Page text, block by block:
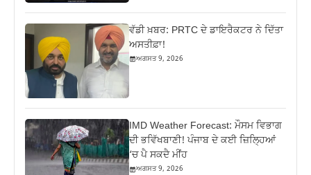
ਵੱਡੀ ਖ਼ਬਰ: PRTC ਦੇ ਡਾਇਰੈਕਟਰ ਨੇ ਦਿੱਤਾ
ਅਸਤੀਫ਼ਾ!
ਅਗਸਤ 9, 2026
IMD Weather Forecast: ਮੌਸਮ ਵਿਭਾਗ
ਦੀ ਭਵਿੱਖਬਾਣੀ! ਪੰਜਾਬ ਦੇ ਕਈ ਜ਼ਿਲ੍ਹਿਆਂ
‘ਚ ਪੈ ਸਕਦੈ ਮੀਂਹ
ਅਗਸਤ 9, 2026